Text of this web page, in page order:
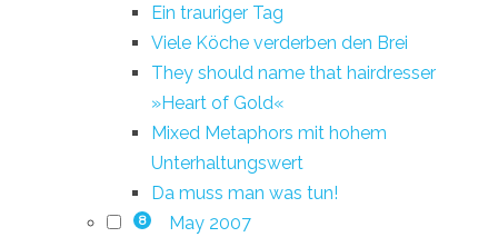
Ein trauriger Tag
Viele Köche verderben den Brei
They should name that hairdresser
»Heart of Gold«
Mixed Metaphors mit hohem
Unterhaltungswert
Da muss man was tun!
8 May 2007